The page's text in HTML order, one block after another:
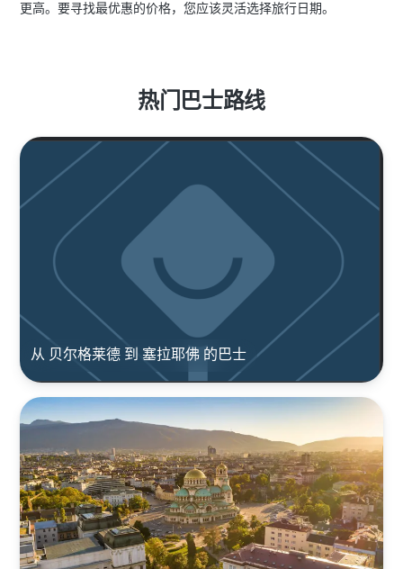
更高。要寻找最优惠的价格，您应该灵活选择旅行日期。
热门巴士路线
从 贝尔格莱德 到 塞拉耶佛 的巴士